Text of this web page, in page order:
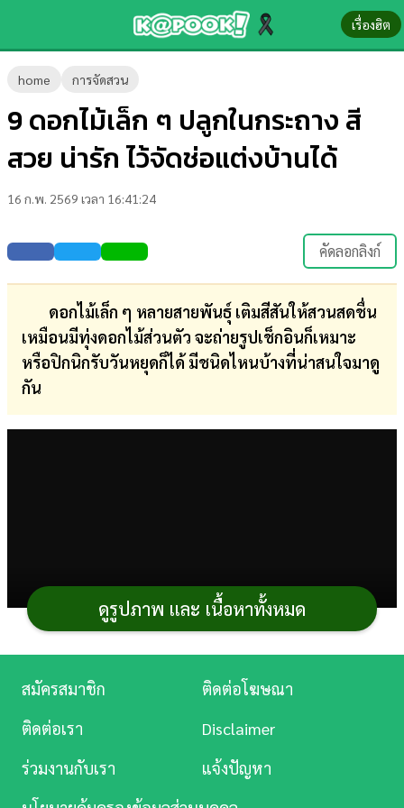
เรื่องฮิต
home การจัดสวน
9 ดอกไม้เล็ก ๆ ปลูกในกระถาง สี
สวย น่ารัก ไว้จัดช่อแต่งบ้านได้
16 ก.พ. 2569 เวลา 16:41:24
คัดลอกลิงก์
ดอกไม้เล็ก ๆ หลายสายพันธุ์ เติมสีสันให้สวนสดชื่น
เหมือนมีทุ่งดอกไม้ส่วนตัว จะถ่ายรูปเช็กอินก็เหมาะ
หรือปิกนิกรับวันหยุดก็ได้ มีชนิดไหนบ้างที่น่าสนใจมาดู
กัน
ดูรูปภาพ และ เนื้อหาทั้งหมด
ข่าว-
ความ
รู้
บันเทิง
ตรวจ
หวย
ผล
บอล
สด
การ
ดู
Music
สมัครสมาชิก
ติดต่อโฆษณา
ติดต่อเรา
Disclaimer
ร่วมงานกับเรา
แจ้งปัญหา